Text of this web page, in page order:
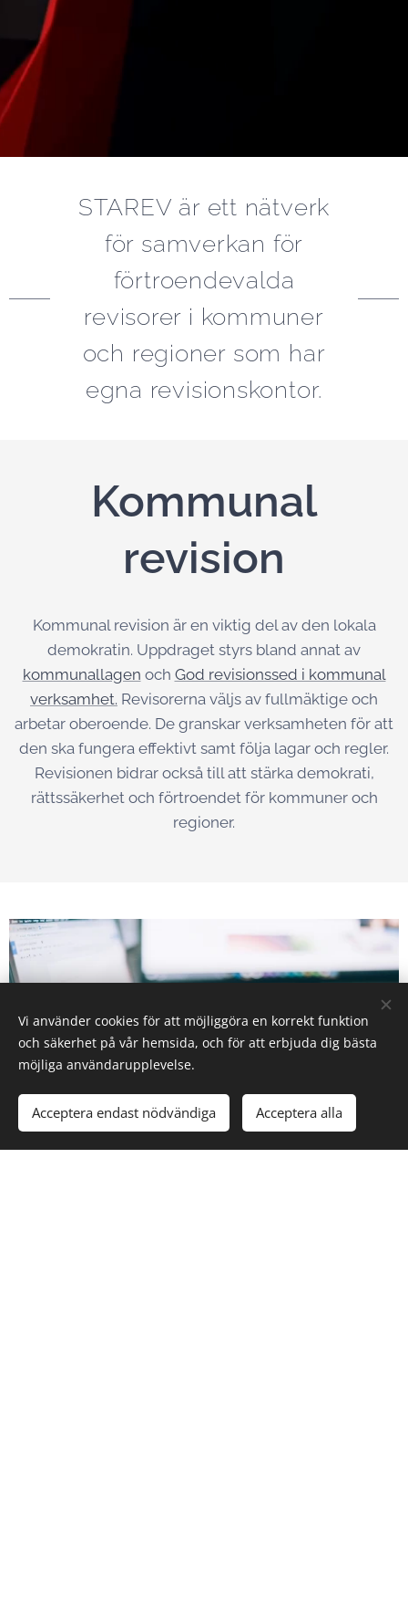
STAREV är ett nätverk
för samverkan för
förtroendevalda
revisorer i kommuner
och regioner som har
egna revisionskontor.
Kommunal
revision
Kommunal revision är en viktig del av den lokala
demokratin. Uppdraget styrs bland annat av
kommunallagen och God revisionssed i kommunal
verksamhet. Revisorerna väljs av fullmäktige och
arbetar oberoende. De granskar verksamheten för att
den ska fungera effektivt samt följa lagar och regler.
Revisionen bidrar också till att stärka demokrati,
rättssäkerhet och förtroendet för kommuner och
regioner.
Vi använder cookies för att möjliggöra en korrekt funktion
och säkerhet på vår hemsida, och för att erbjuda dig bästa
möjliga användarupplevelse.
Acceptera endast nödvändiga Acceptera alla